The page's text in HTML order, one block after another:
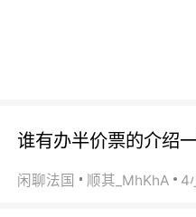
谁有办半价票的介绍
闲聊法国 顺其_MhKhA 4